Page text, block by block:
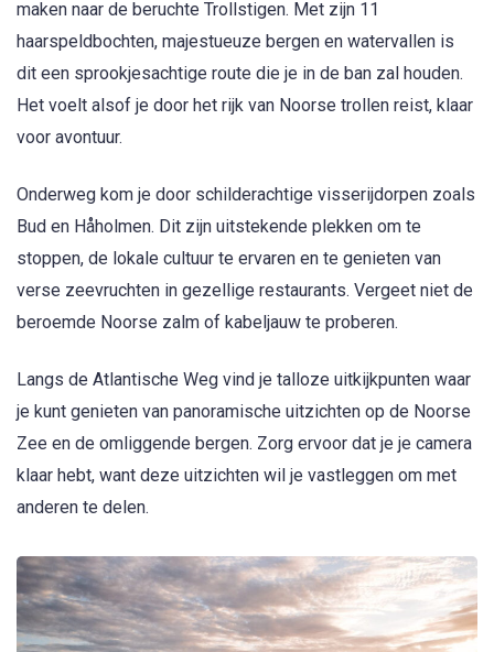
maken naar de beruchte Trollstigen. Met zijn 11
haarspeldbochten, majestueuze bergen en watervallen is
dit een sprookjesachtige route die je in de ban zal houden.
Het voelt alsof je door het rijk van Noorse trollen reist, klaar
voor avontuur.
Onderweg kom je door schilderachtige visserijdorpen zoals
Bud en Håholmen. Dit zijn uitstekende plekken om te
stoppen, de lokale cultuur te ervaren en te genieten van
verse zeevruchten in gezellige restaurants. Vergeet niet de
beroemde Noorse zalm of kabeljauw te proberen.
Langs de Atlantische Weg vind je talloze uitkijkpunten waar
je kunt genieten van panoramische uitzichten op de Noorse
Zee en de omliggende bergen. Zorg ervoor dat je je camera
klaar hebt, want deze uitzichten wil je vastleggen om met
anderen te delen.